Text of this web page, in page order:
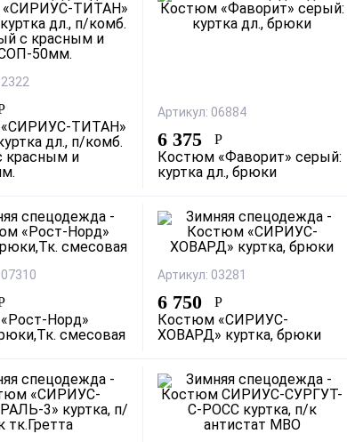
ТИТАН»
дл., п/комб.
красным и
Артикул: 06884
6 375 Р
Костюм «Фаворит» серый:
куртка дл., брюки
Норд»
смесовая
Артикул: 03281
6 750 Р
Костюм «СИРИУС-
ХОВАРД» куртка, брюки